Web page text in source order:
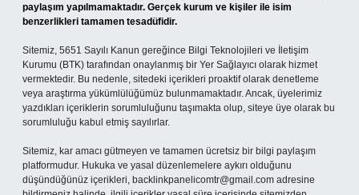
paylaşım yapılmamaktadır. Gerçek kurum ve kişiler ile isim
benzerlikleri tamamen tesadüfidir.
Sitemiz, 5651 Sayılı Kanun gereğince Bilgi Teknolojileri ve İletişim
Kurumu (BTK) tarafından onaylanmış bir Yer Sağlayıcı olarak hizmet
vermektedir. Bu nedenle, sitedeki içerikleri proaktif olarak denetleme
veya araştırma yükümlülüğümüz bulunmamaktadır. Ancak, üyelerimiz
yazdıkları içeriklerin sorumluluğunu taşımakta olup, siteye üye olarak bu
sorumluluğu kabul etmiş sayılırlar.
Sitemiz, kar amacı gütmeyen ve tamamen ücretsiz bir bilgi paylaşım
platformudur. Hukuka ve yasal düzenlemelere aykırı olduğunu
düşündüğünüz içerikleri, backlinkpanelicomtr@gmail.com adresine